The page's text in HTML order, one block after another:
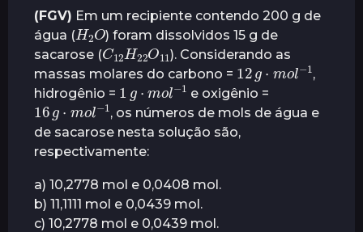
4
a
n
o
s
a
t
r
s
m
a
r
ã
e
s
t
r
á
s
(FGV) Em um recipiente contendo 200 g de
água (
H 2
O
) foram dissolvidos 15 g de
sacarose (
C12H 22
O11
). Considerando as
massas molares do carbono =
12g⋅mol −
1
,
hidrogênio =
1 g⋅ mol−
1
e oxigênio =
16g⋅mol−
1
, os números de mols de água e
de sacarose nesta solução são,
respectivamente:
a) 10,2778 mol e 0,0408 mol.
b) 11,1111 mol e 0,0439 mol.
c) 10,2778 mol e 0,0439 mol.